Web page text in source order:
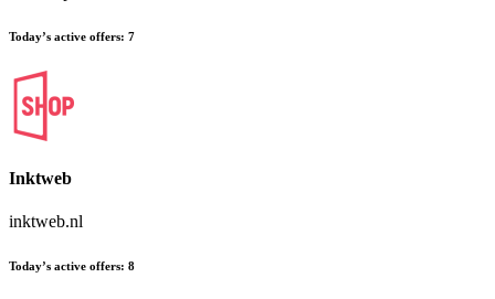
Today’s active offers: 7
Inktweb
inktweb.nl
Today’s active offers: 8